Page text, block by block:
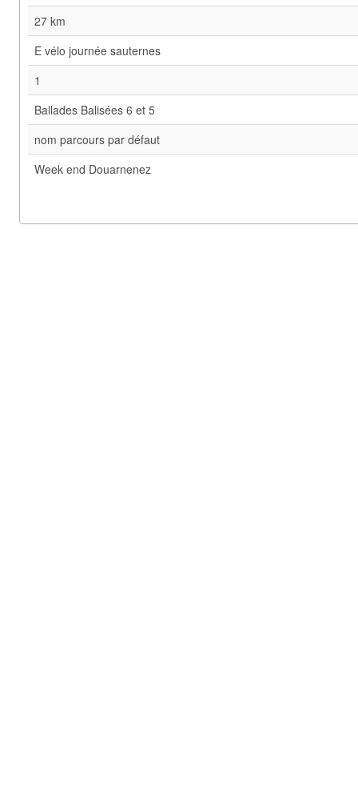
27 km
E vélo journée sauternes
1
Ballades Balisées 6 et 5
nom parcours par défaut
Week end Douarnenez